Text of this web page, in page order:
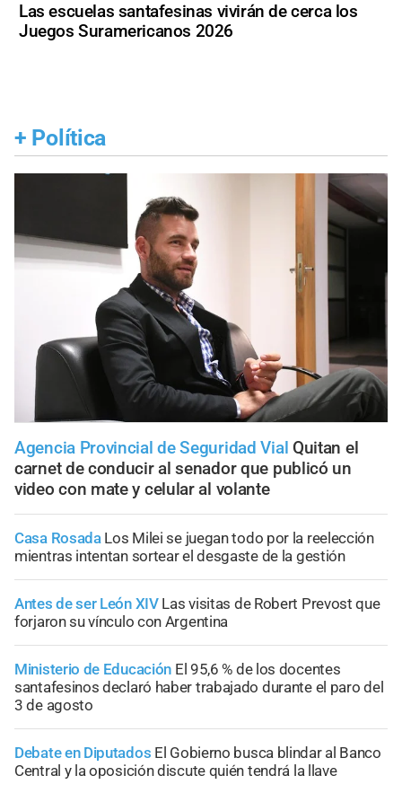
Las escuelas santafesinas vivirán de cerca los
Juegos Suramericanos 2026
+ Política
Agencia Provincial de Seguridad Vial Quitan el
carnet de conducir al senador que publicó un
video con mate y celular al volante
Casa Rosada Los Milei se juegan todo por la reelección
mientras intentan sortear el desgaste de la gestión
Antes de ser León XIV Las visitas de Robert Prevost que
forjaron su vínculo con Argentina
Ministerio de Educación El 95,6 % de los docentes
santafesinos declaró haber trabajado durante el paro del
3 de agosto
Debate en Diputados El Gobierno busca blindar al Banco
Central y la oposición discute quién tendrá la llave